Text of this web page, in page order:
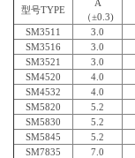
型号TYPE
A
（±0.3)
SM3511 3.0
SM3516
3.0
SM3521
3.0
SM4520
4.0
SM4532
4.0
SM5820
5.2
SM5830
5.2
SM5845
5.2
SM7835
7.0